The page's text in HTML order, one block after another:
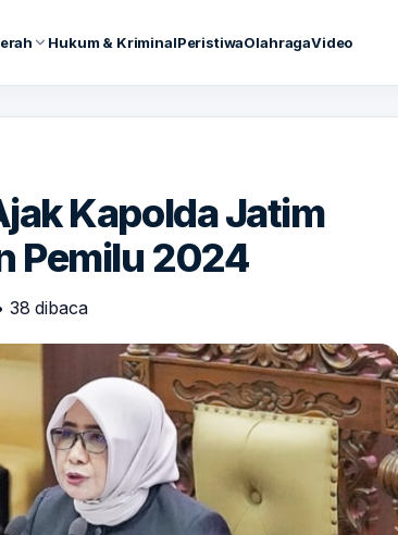
Hukum & KriminalPeristiwaOlahragaVideo
Kapolda Jatim
Pemilu 2024
38 dibaca